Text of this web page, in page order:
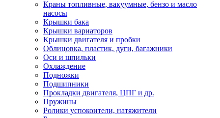
Краны топливные, вакуумные, бензо и масло
насосы
Крышки бака
Крышки вариаторов
Крышки двигателя и пробки
Облицовка, пластик, дуги, багажники
Оси и шпильки
Охлаждение
Подножки
Подшипники
Прокладки двигателя, ЦПГ и др.
Пружины
Ролики успокоители, натяжители